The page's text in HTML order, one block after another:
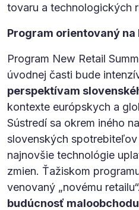
tovaru a technologických
Program orientovaný
Program New Retail
úvodnej časti bude
perspektívam
kontexte európskych a
Sústredí sa okrem iného
slovenských
najnovšie technológie
zmien. Ťažiskom
venovaný „novému
budúcnosť maloobchodu